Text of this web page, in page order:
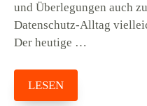
und Überlegungen auch
Datenschutz-Alltag
Der heutige …
LESEN